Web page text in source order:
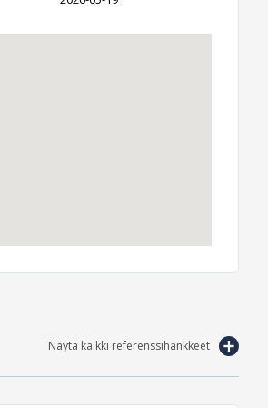
Näytä kaikki referenssihankkeet